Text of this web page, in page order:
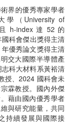
界的優秀專家學者
（University of
h-index 達 52 的
科會傑出獎得主清
優秀論文獎得主清
交大國際半導體產
科大材料系黃裕清
授、2024 國科會未
霖教授。國內外傑
藉由國內優秀學者
與研究能量，共同
持續發展與國際接